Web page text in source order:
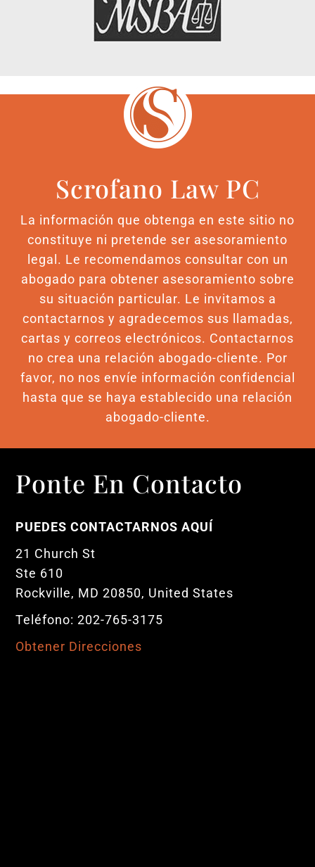
Scrofano Law PC
La información que obtenga en este sitio no
constituye ni pretende ser asesoramiento
legal. Le recomendamos consultar con un
abogado para obtener asesoramiento sobre
su situación particular. Le invitamos a
contactarnos y agradecemos sus llamadas,
cartas y correos electrónicos. Contactarnos
no crea una relación abogado-cliente. Por
favor, no nos envíe información confidencial
hasta que se haya establecido una relación
abogado-cliente.
Ponte En Contacto
PUEDES CONTACTARNOS AQUÍ
21 Church St
Ste 610
Rockville, MD 20850, United States
Teléfono: 202-765-3175
Obtener Direcciones